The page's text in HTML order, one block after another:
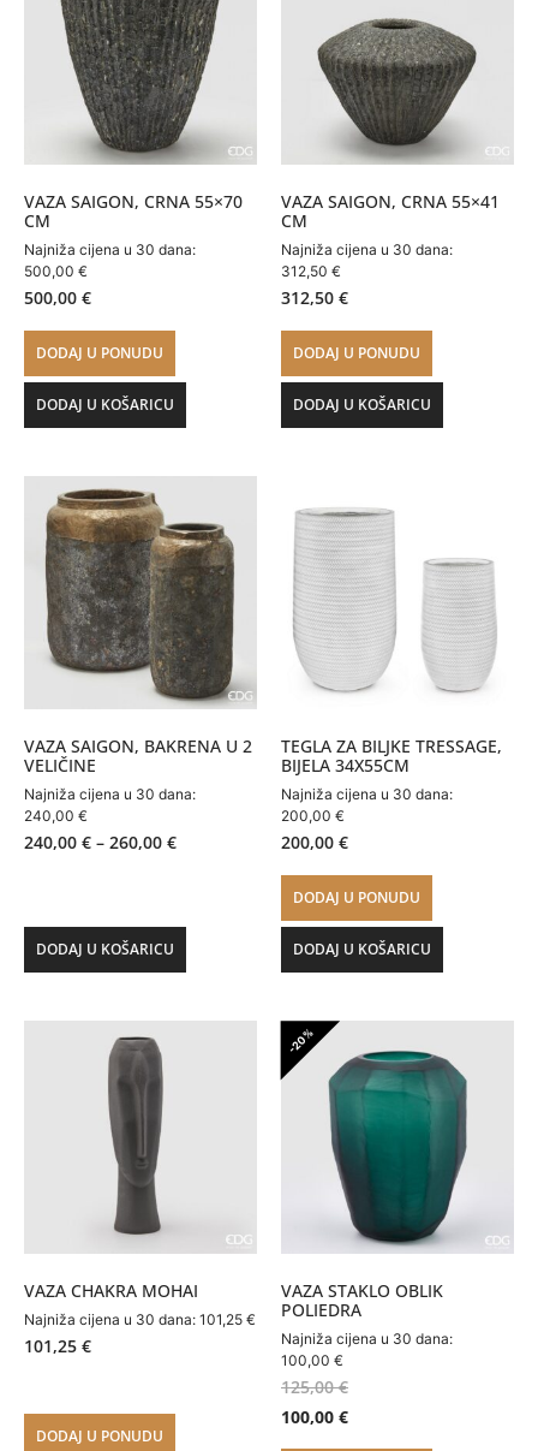
VAZA SAIGON, CRNA 55×70
CM
Najniža cijena u 30 dana:
500,00 €
500,00 €
DODAJ U PONUDU
DODAJ U KOŠARICU
VAZA SAIGON, CRNA 55×41
CM
Najniža cijena u 30 dana:
312,50 €
312,50 €
DODAJ U PONUDU
DODAJ U KOŠARICU
VAZA SAIGON, BAKRENA U 2
VELIČINE
Najniža cijena u 30 dana:
240,00 €
240,00 € – 260,00 €
DODAJ U KOŠARICU
TEGLA ZA BILJKE TRESSAGE,
BIJELA 34X55CM
Najniža cijena u 30 dana:
200,00 €
200,00 €
DODAJ U PONUDU
DODAJ U KOŠARICU
VAZA CHAKRA MOHAI
Najniža cijena u 30 dana: 101,25 €
101,25 €
DODAJ U PONUDU
-20%
VAZA STAKLO OBLIK
POLIEDRA
Najniža cijena u 30 dana:
100,00 €
125,00€
100,00 €